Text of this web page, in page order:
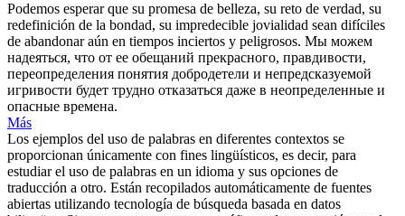
Podemos esperar que su promesa de belleza, su reto de verdad, su
redefinición de la bondad, su impredecible jovialidad sean difíciles
de abandonar aún en tiempos inciertos y peligrosos. Мы можем
надеяться, что от ее обещаний прекрасного, правдивости,
переопределения понятия добродетели и непредсказуемой
игривости будет трудно отказаться даже в неопределенные и
опасные времена.
Más
Los ejemplos del uso de palabras en diferentes contextos se
proporcionan únicamente con fines lingüísticos, es decir, para
estudiar el uso de palabras en un idioma y sus opciones de
traducción a otro. Están recopilados automáticamente de fuentes
abiertas utilizando tecnología de búsqueda basada en datos